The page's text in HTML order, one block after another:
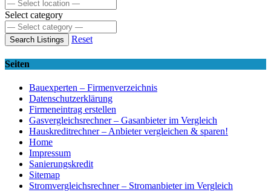
Select category
Search Listings Reset
Seiten
Bauexperten – Firmenverzeichnis
Datenschutzerklärung
Firmeneintrag erstellen
Gasvergleichsrechner – Gasanbieter im Vergleich
Hauskreditrechner – Anbieter vergleichen & sparen!
Home
Impressum
Sanierungskredit
Sitemap
Stromvergleichsrechner – Stromanbieter im Vergleich